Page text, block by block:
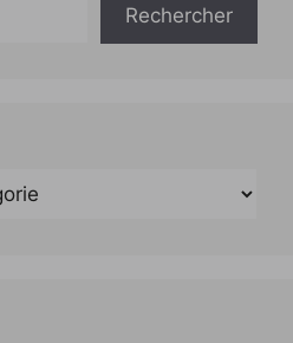
Rechercher